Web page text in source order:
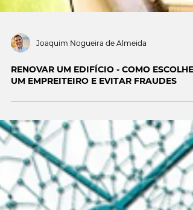
Joaquim Nogueira de Almeida
RENOVAR UM EDIFÍCIO - COMO
UM EMPREITEIRO E EVITAR FRAUDES